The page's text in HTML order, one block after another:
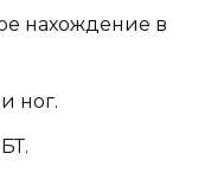
нахождение в
ног.